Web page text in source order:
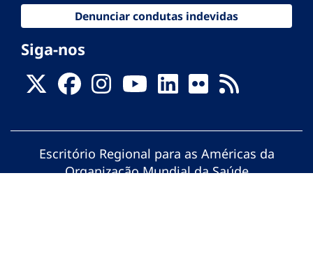
Denunciar condutas indevidas
Siga-nos
Escritório Regional para as Américas da
Organização Mundial da Saúde